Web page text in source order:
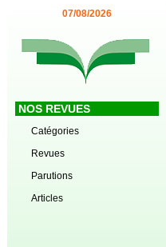
07/08/2026
NOS REVUES
Catégories
Revues
Parutions
Articles